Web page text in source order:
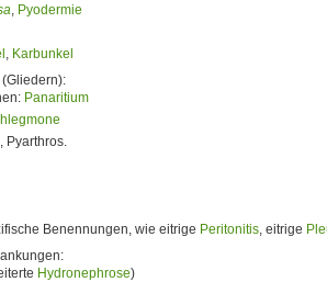
, Pyodermie
, Karbunkel
Panaritium
, Pyarthros.
Benennungen, wie eitrige Peritonitis, eitrige
Hydronephrose)